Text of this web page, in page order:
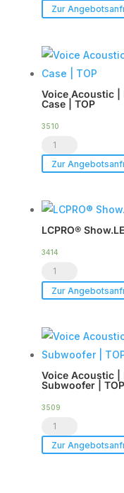
CXN-
Menge
CXN-
Menge
Zur
Voice Acoustic |
Case | TOP
3510
Voice
Acoustic
HDSP-
6DA
|
DSP
Endstufe
Case
Menge
Zur
LCPRO®
3414
LCPRO®
Show.LED
-
Tourpack
(8er
Set)
Zur
Voice Acoustic |
Subwoofer | TOP
3509
Voice
Acoustic
Zur